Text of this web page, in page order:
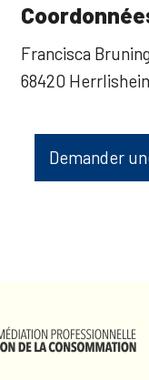
Francisca Bruning
68420
Demander